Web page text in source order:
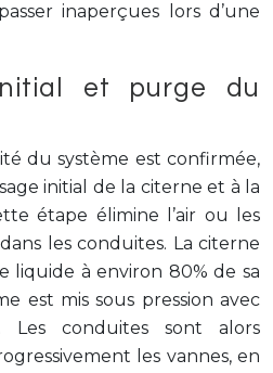
inaperçues lors d’une
et purge du
du système est confirmée,
initial de la citerne et à la
étape élimine l’air ou les
les conduites. La citerne
liquide à environ 80% de sa
est mis sous pression avec
Les conduites sont alors
les vannes, en